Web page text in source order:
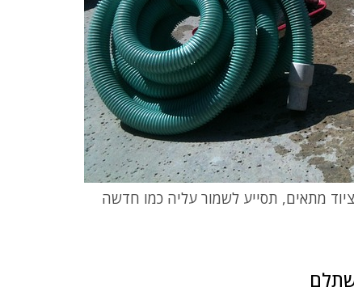
מתאים, תסייע לשמור עליה כמו חדשה